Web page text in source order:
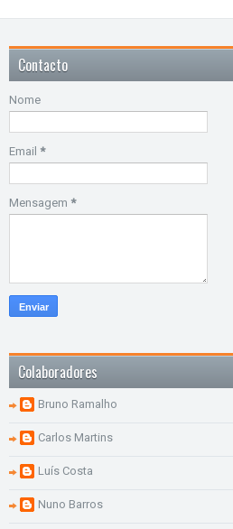
Contacto
Nome
Email *
Mensagem *
Colaboradores
Bruno Ramalho
Carlos Martins
Luís Costa
Nuno Barros